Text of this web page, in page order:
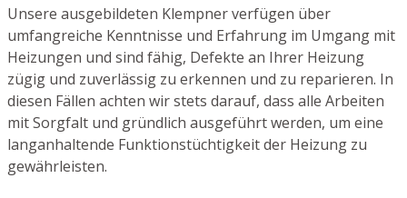
Unsere ausgebildeten Klempner verfügen über
umfangreiche Kenntnisse und Erfahrung im Umgang mit
Heizungen und sind fähig, Defekte an Ihrer Heizung
zügig und zuverlässig zu erkennen und zu reparieren. In
diesen Fällen achten wir stets darauf, dass alle Arbeiten
mit Sorgfalt und gründlich ausgeführt werden, um eine
langanhaltende Funktionstüchtigkeit der Heizung zu
gewährleisten.